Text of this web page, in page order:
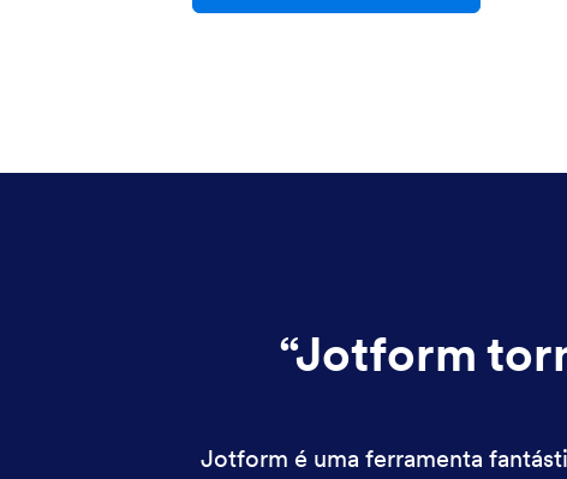
“Jotform
Jotform é uma ferramenta